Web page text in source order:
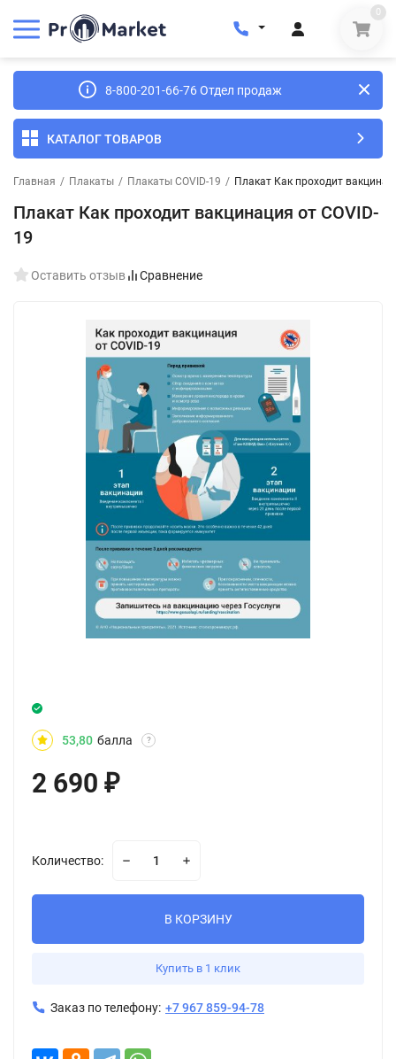
0
8-800-201-66-76 Отдел продаж
КАТАЛОГ ТОВАРОВ
Главная / Плакаты / Плакаты COVID-19 / Плакат Как проходит
Плакат Как проходит вакцинация от COVID-
19
Оставить отзыв Сравнение
53,80 балла ?
2 690 ₽
Количество:
В КОРЗИНУ
Купить в 1 клик
Заказ по телефону: +7 967 859-94-78